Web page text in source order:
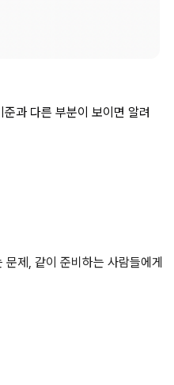
과 다른 부분이 보이면 알려
문제, 같이 준비하는 사람들에게